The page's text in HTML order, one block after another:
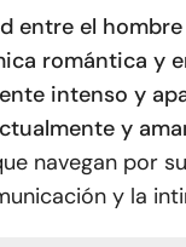
entre el
romántica y
intenso y
y
navegan por
y la